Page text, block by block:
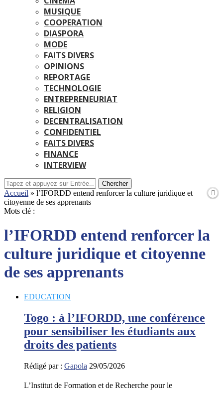
MUSIQUE
COOPERATION
DIASPORA
MODE
FAITS DIVERS
OPINIONS
REPORTAGE
TECHNOLOGIE
ENTREPRENEURIAT
RELIGION
DECENTRALISATION
CONFIDENTIEL
FAITS DIVERS
FINANCE
INTERVIEW
Chercher
Accueil » l’IFORDD entend renforcer la culture juridique et
citoyenne de ses apprenants
Mots clé :
l’IFORDD entend renforcer la
culture juridique et citoyenne
de ses apprenants
EDUCATION
Togo : à l’IFORDD, une conférence
pour sensibiliser les étudiants aux
droits des patients
Rédigé par : Gapola 29/05/2026
L’Institut de Formation et de Recherche pour le